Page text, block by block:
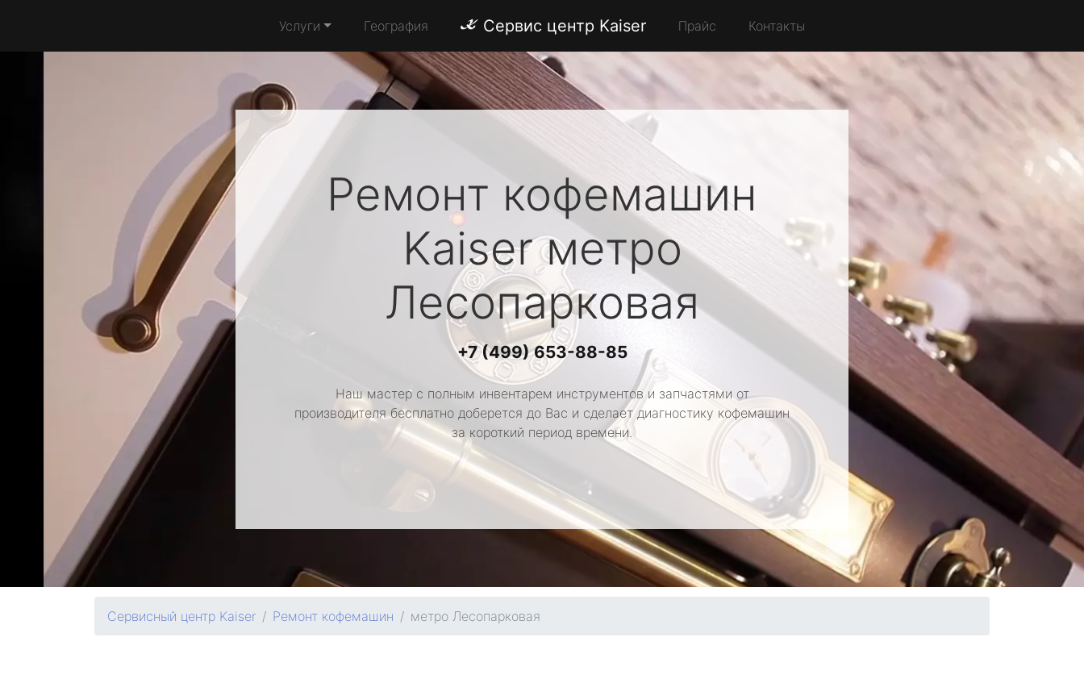
Услуги География Сервис центр Kaiser Прайс Контакты
Ремонт кофемашин
Kaiserметро
Лесопарковая
+7 (499) 653-88-85
Наш мастер с полным инвентарем инструментов и запчастями от
производителя бесплатно доберется до Вас и сделает диагностику кофемашин
за короткий период времени.
Сервисный центр Kaiser Ремонт кофемашин метро Лесопарковая